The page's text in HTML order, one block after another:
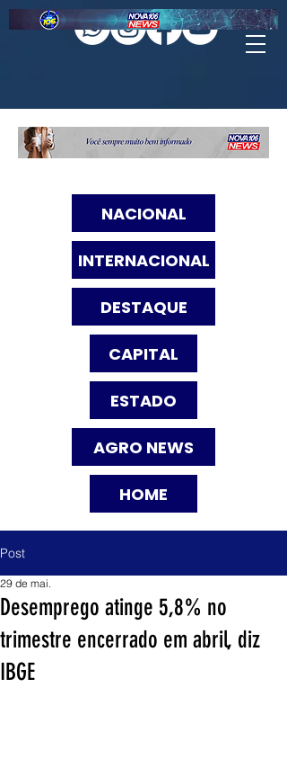
NACIONAL
INTERNACIONAL
DESTAQUE
CAPITAL
ESTADO
AGRO NEWS
HOME
Post
Desemprego atinge 5,8% no
trimestre encerrado em abril, diz
IBGE
29 de mai.